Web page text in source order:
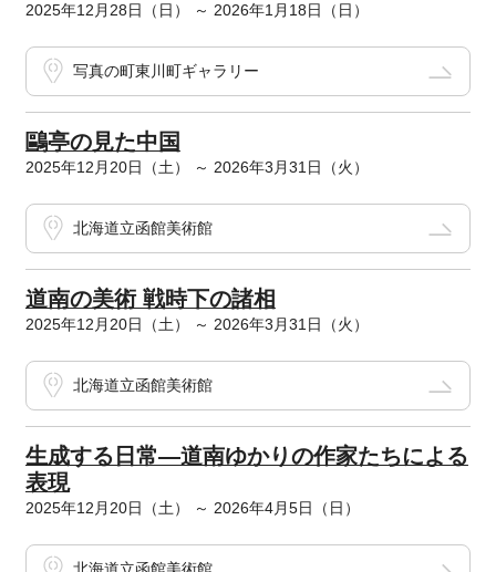
2025年12月28日（日） ～ 2026年1月18日（日）
写真の町東川町ギャラリー
鷗亭の見た中国
2025年12月20日（土） ～ 2026年3月31日（火）
北海道立函館美術館
道南の美術 戦時下の諸相
2025年12月20日（土） ～ 2026年3月31日（火）
北海道立函館美術館
生成する日常―道南ゆかりの作家たちによる
表現
2025年12月20日（土） ～ 2026年4月5日（日）